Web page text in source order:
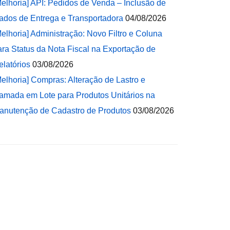
API: Pedidos de Venda – Inclusão de
de Entrega e Transportadora 04/08/2026
Administração: Novo Filtro e Coluna
Status da Nota Fiscal na Exportação de
03/08/2026
Compras: Alteração de Lastro e
em Lote para Produtos Unitários na
de Cadastro de Produtos 03/08/2026